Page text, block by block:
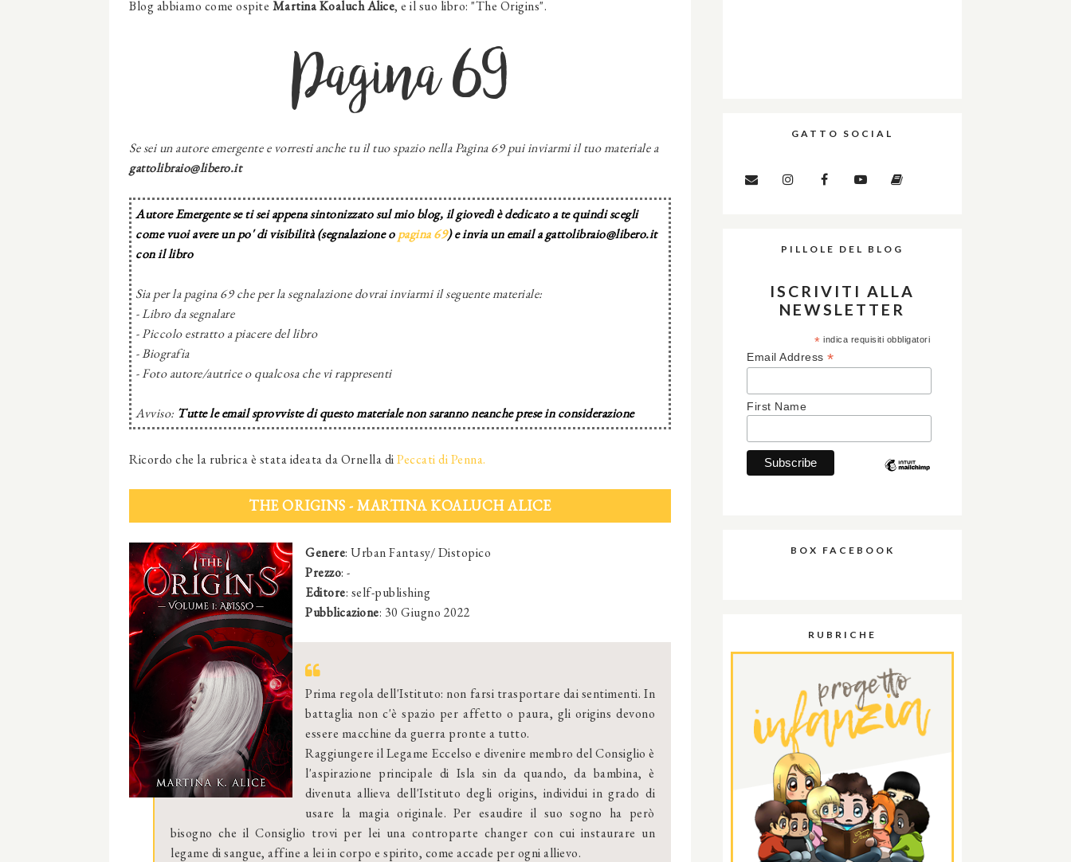
Blog abbiamo come ospite Martina Koaluch Alice, e il suo libro: "The Origins".
Pagina 69
Se sei un autore emergente e vorresti anche tu il tuo spazio nella Pagina 69 pui inviarmi il tuo materiale a
gattolibraio@libero.it
Autore Emergente se ti sei appena sintonizzato sul mio blog, il giovedì è dedicato a te quindi scegli
come vuoi avere un po' di visibilità (segnalazione opagina 69) e invia un email a gattolibraio@libero.it
con il libro
Sia per la pagina 69 che per la segnalazione dovrai inviarmi il seguente materiale:
- Libro da segnalare
- Piccolo estratto a piacere del libro
- Biografia
- Foto autore/autrice o qualcosa che vi rappresenti
Avviso: Tutte le email sprovviste di questo materiale non saranno neanche prese in considerazione
Ricordo che la rubrica è stata ideata da Ornella diPeccati di Penna.
THE ORIGINS - MARTINA KOALUCH ALICE
Genere: Urban Fantasy/ Distopico
Prezzo: -
Editore: self-publishing
Pubblicazione: 30 Giugno 2022
Prima regola dell'Istituto: non farsi trasportare dai sentimenti. In
battaglia non c'è spazio per affetto o paura, gli origins devono
essere macchine da guerra pronte a tutto.
Raggiungere il Legame Eccelso e divenire membro del Consiglio è
l'aspirazione principale di Isla sin da quando, da bambina, è
divenuta allieva dell'Istituto degli origins, individui in grado di
usare la magia originale. Per esaudire il suo sogno ha però
bisogno che il Consiglio trovi per lei una controparte changer con cui instaurare un
legame di sangue, affine a lei in corpo e spirito, come accade per ogni allievo.
GATTO SOCIAL
PILLOLE DEL BLOG
ISCRIVITI ALLA
NEWSLETTER
* indica requisiti obbligatori
Email Address *
First Name
BOX FACEBOOK
RUBRICHE